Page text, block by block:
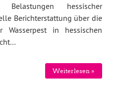
Belastungen hessischer
Berichterstattung über die
Wasserpest in hessischen
Weiterlesen »